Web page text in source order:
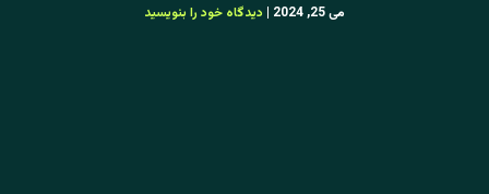
می 25, 2024 | دیدگاه‌ خود را بنویسید